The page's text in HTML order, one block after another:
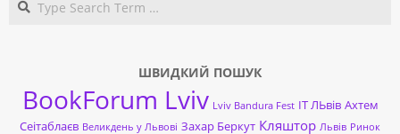
ШВИДКИЙ ПОШУК
BookForum Lviv Lviv Bandura Fest ІТ ЛЬвів Ахтем
Сеітаблаєв Великдень у Львові Захар Беркут Кляштор Львів Ринок